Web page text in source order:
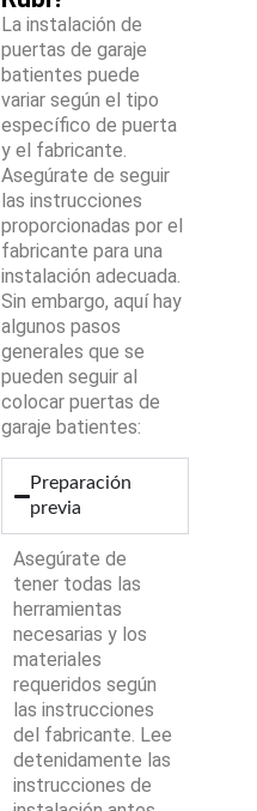
La instalación de
puertas de garaje
batientes puede
variar según el tipo
específico de puerta
y el fabricante.
Asegúrate de seguir
las instrucciones
proporcionadas por el
fabricante para una
instalación adecuada.
Sin embargo, aquí hay
algunos pasos
generales que se
pueden seguir al
colocar puertas de
garaje batientes:
Preparación
previa
Asegúrate de
tener todas las
herramientas
necesarias y los
materiales
requeridos según
las instrucciones
del fabricante. Lee
detenidamente las
instrucciones de